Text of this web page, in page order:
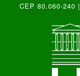
CEP 80.060-